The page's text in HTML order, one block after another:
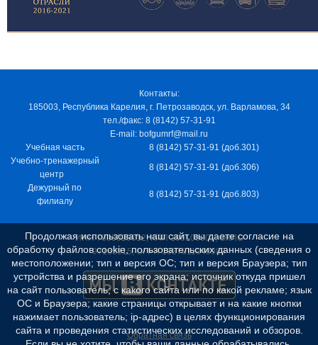
Контакты:
185003, Республика Карелия, г. Петрозаводск, ул. Варламова, 34
тел./факс: 8 (8142) 57-31-91
E-mail: bofgumrf@mail.ru
Учебная часть
8 (8142) 57-31-91 (доб.301)
Учебно-тренажерный
центр
8 (8142) 57-31-91 (доб.306)
Дежурный по
филиалу
8 (8142) 57-31-91 (доб.803)
ИНН 7805029012, КПП 100103001, ОКПО
97163915, ОГРН 1037811048989
Обратная связь
Продолжая использовать наш сайт, вы даете согласие на
обработку файлов cookie, пользовательских данных (сведения о
местоположении; тип и версия ОС; тип и версия Браузера; тип
устройства и разрешение его экрана; источник откуда пришел
на сайт пользователь; с какого сайта или по какой рекламе; язык
ОС и Браузера; какие страницы открывает и на какие кнопки
нажимает пользователь; ip-адрес) в целях функционирования
сайта и проведения статистических исследований и обзоров.